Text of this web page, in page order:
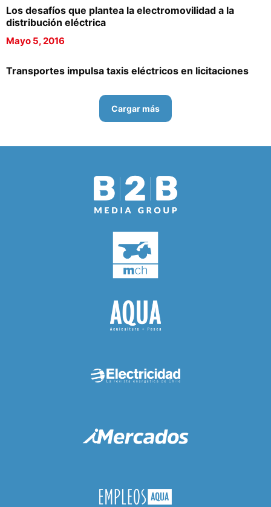
Los desafíos que plantea la electromovilidad a la
distribución eléctrica
Mayo 5, 2016
Transportes impulsa taxis eléctricos en licitaciones
Cargar más